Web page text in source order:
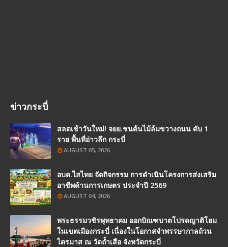
ข่าวกระบี่
สลดเช้าวันใหม่! จยย.ชนต้นไม้ล้มขวางถนน ดับ 1
ราย พื้นที่อ่าวลึก กระบี่
AUGUST 05, 2026
อบต.ไสไทย จัดกิจกรรม การดำเนินโครงการส่งเสริม
อาชีพด้านการเกษตร ประจำปี 2569
AUGUST 04, 2026
พระธรรมวชิรพุทธาคม ออกบิณฑบาตโปรดญาติโยม
ในเขตเมืองกระบี่ เนื่องในโอกาสจำพรรษากาลถ้วน
ไตรมาส ณ วัดถ้ำเสือ จังหวัดกระบี่